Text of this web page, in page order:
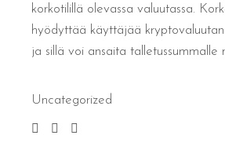
korkotilillä olevassa valuutassa.
hyödyttää käyttäjää kryptovaluutan
ja sillä voi ansaita talletussummalle
Uncategorized